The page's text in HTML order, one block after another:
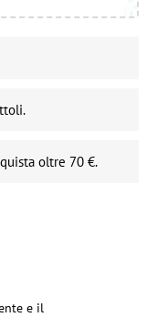
oltre 70 €.
e il